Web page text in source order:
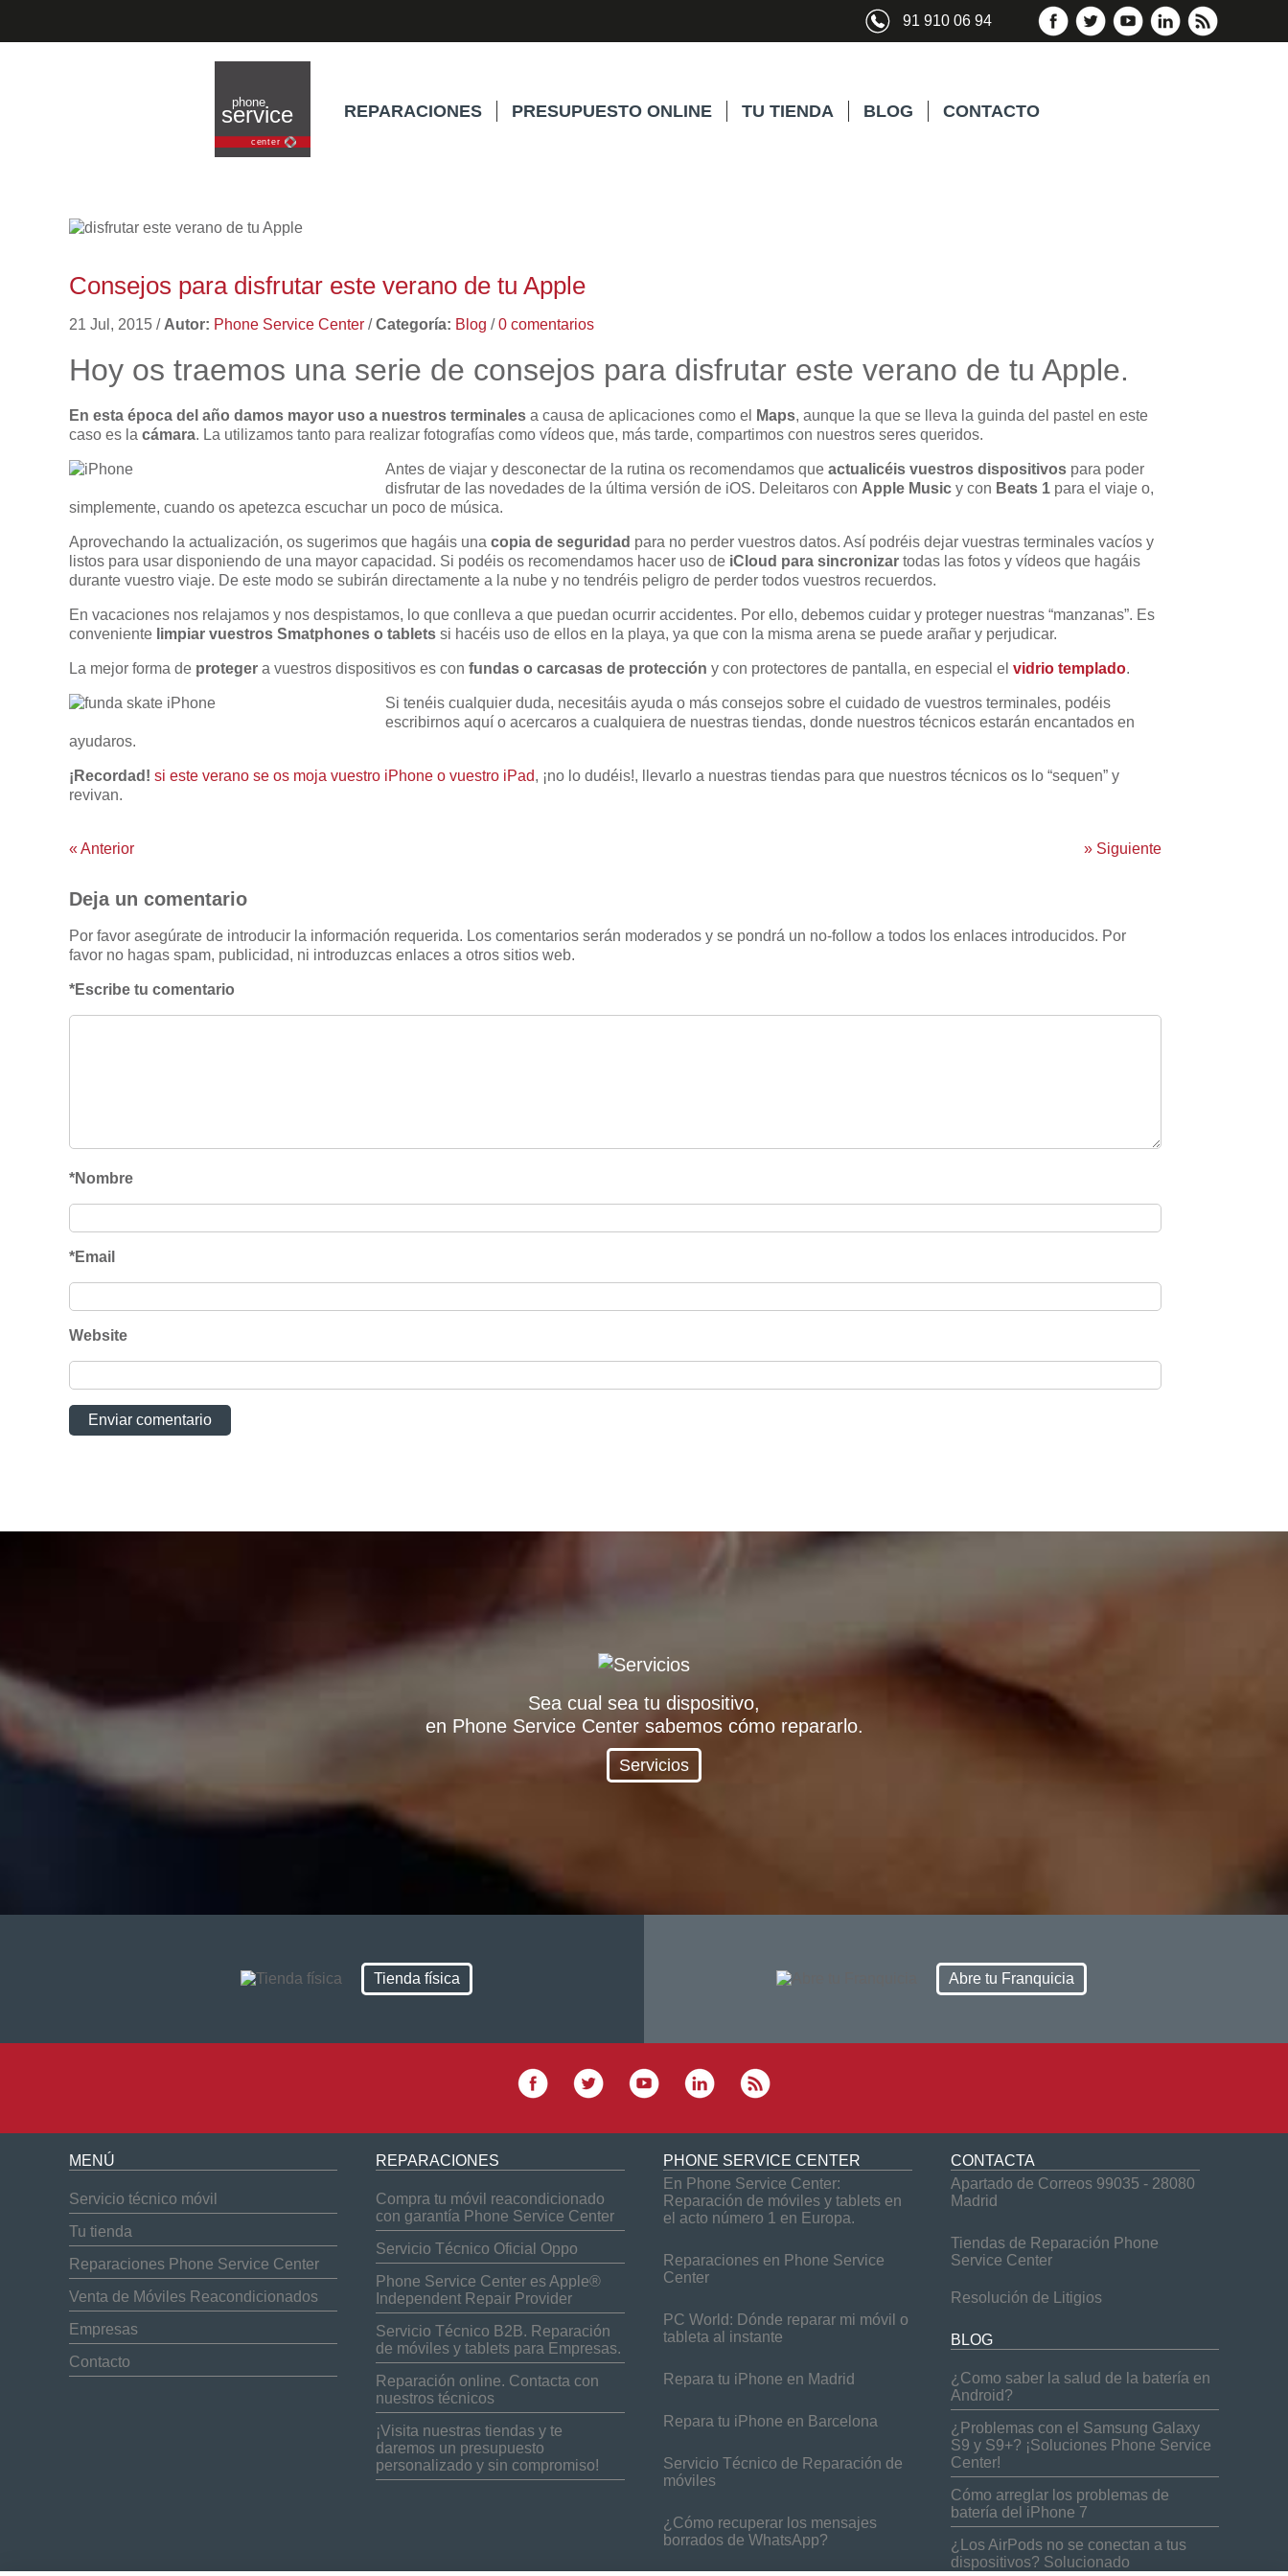
91 910 06 94
REPARACIONES PRESUPUESTO ONLINE TU TIENDA BLOG CONTACTO
Consejos para disfrutar este verano de tu Apple
21 Jul, 2015 / Autor: Phone Service Center /Categoría: Blog /0 comentarios
Hoy os traemos una serie de consejos para disfrutar este verano de tu Apple.
En esta época del año damos mayor uso a nuestros terminales a causa de aplicaciones como el Maps, aunque la que se lleva la guinda del pastel en este
caso es la cámara. La utilizamos tanto para realizar fotografías como vídeos que, más tarde, compartimos con nuestros seres queridos.
Antes de viajar y desconectar de la rutina os recomendamos que actualicéis vuestros dispositivos para poder
disfrutar de las novedades de la última versión de iOS. Deleitaros con Apple Music y con Beats 1 para el viaje o,
simplemente, cuando os apetezca escuchar un poco de música.
Aprovechando la actualización, os sugerimos que hagáis una copia de seguridad para no perder vuestros datos. Así podréis dejar vuestras terminales vacíos y
listos para usar disponiendo de una mayor capacidad. Si podéis os recomendamos hacer uso de iCloud para sincronizar todas las fotos y vídeos que hagáis
durante vuestro viaje. De este modo se subirán directamente a la nube y no tendréis peligro de perder todos vuestros recuerdos.
En vacaciones nos relajamos y nos despistamos, lo que conlleva a que puedan ocurrir accidentes. Por ello, debemos cuidar y proteger nuestras “manzanas”. Es
conveniente limpiar vuestros Smatphones o tablets si hacéis uso de ellos en la playa, ya que con la misma arena se puede arañar y perjudicar.
La mejor forma de proteger a vuestros dispositivos es con fundas o carcasas de protección y con protectores de pantalla, en especial el vidrio templado.
Si tenéis cualquier duda, necesitáis ayuda o más consejos sobre el cuidado de vuestros terminales, podéis
escribirnos aquí o acercaros a cualquiera de nuestras tiendas, donde nuestros técnicos estarán encantados en
ayudaros.
¡Recordad! si este verano se os moja vuestro iPhone o vuestro iPad, ¡no lo dudéis!, llevarlo a nuestras tiendas para que nuestros técnicos os lo “sequen” y
revivan.
« Anterior » Siguiente
Deja un comentario
Por favor asegúrate de introducir la información requerida. Los comentarios serán moderados y se pondrá un no-follow a todos los enlaces introducidos. Por
favor no hagas spam, publicidad, ni introduzcas enlaces a otros sitios web.
*Escribe tu comentario
*Nombre
*Email
Website
Sea cual sea tu dispositivo,
en Phone Service Center sabemos cómo repararlo.
Servicios
Tienda física Abre tu Franquicia
MENÚ
Servicio técnico móvil
Tu tienda
Reparaciones Phone Service Center
Venta de Móviles Reacondicionados
Empresas
Contacto
REPARACIONES
Compra tu móvil reacondicionado
con garantía Phone Service Center
Servicio Técnico Oficial Oppo
Phone Service Center es Apple®
Independent Repair Provider
Servicio Técnico B2B. Reparación
de móviles y tablets para Empresas.
Reparación online. Contacta con
nuestros técnicos
¡Visita nuestras tiendas y te
daremos un presupuesto
personalizado y sin compromiso!
PHONE SERVICE CENTER
En Phone Service Center:
Reparación de móviles y tablets en
el acto número 1 en Europa.
Reparaciones en Phone Service
Center
PC World: Dónde reparar mi móvil o
tableta al instante
Repara tu iPhone en Madrid
Repara tu iPhone en Barcelona
Servicio Técnico de Reparación de
móviles
¿Cómo recuperar los mensajes
borrados de WhatsApp?
CONTACTA
Apartado de Correos 99035 - 28080
Madrid
Tiendas de Reparación Phone
Service Center
Resolución de Litigios
BLOG
¿Como saber la salud de la batería en
Android?
¿Problemas con el Samsung Galaxy
S9 y S9+? ¡Soluciones Phone Service
Center!
Cómo arreglar los problemas de
batería del iPhone 7
¿Los AirPods no se conectan a tus
dispositivos? Solucionado